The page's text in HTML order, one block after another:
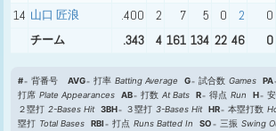
14 山口 匠浪 .400 2 7 5 0 2 0
チーム .343 4 161 134 22 46 0
# 背番号 AVG 打率 Batting Average G 試合数 Games
PA
打席 Plate Appearances AB 打数 At Bats R 得点 Run H
２塁打 2-Bases Hit 3BH ３塁打 3-Bases Hit HR 本塁打数
塁打 Total Bases RBI 打点 Runs Batted In SO 三振 Swing